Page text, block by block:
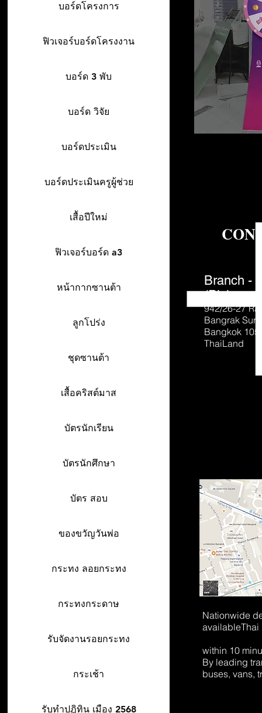
บอร์ดโครงการ
ฟิวเจอร์บอร์ดโครงงาน
บอร์ด 3 พับ
บอร์ด วิจัย
บอร์ดประเมิน
บอร์ดประเมินครูผู้ช่วย
เสื้อปีใหม่
ฟิวเจอร์บอร์ด a3
หน้ากากซานต้า
ลูกโปร่ง
ชุดซานต้า
เสื้อคริสต์มาส
บัตรนักเรียน
บัตรนักศึกษา
บัตร สอบ
ของขวัญวันพ่อ
กระทง ลอยกระทง
กระทงกระดาษ
รับจัดงานรอยกระทง
กระเช้า
รับทำปฎิทิน เมือง 2568
Branch -
(Pick-up
942/26-27
Bangrak
Bangkok
ThaiLand
Nationwide
availableThai
within 10
By leading
buses, vans,